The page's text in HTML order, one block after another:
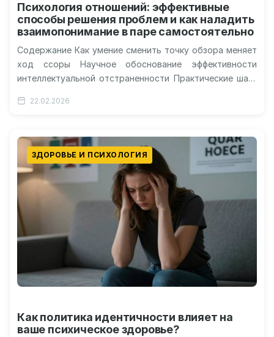
Психология отношений: эффективные
способы решения проблем и как наладить
взаимопонимание в паре самостоятельно
Содержание Как умение сменить точку обзора меняет
ход ссоры Научное обоснование эффективности
интеллектуальной отстраненности Практические шаги
долгосрочное благополучие…
22.02.2026
ЗДОРОВЬЕ И ПСИХОЛОГИЯ
Как политика идентичности влияет на
ваше психическое здоровье?